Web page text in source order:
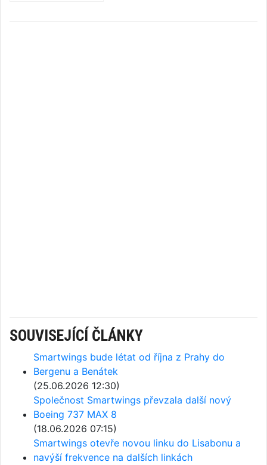
SOUVISEJÍCÍ ČLÁNKY
Smartwings bude létat od října z Prahy do
Bergenu a Benátek
(25.06.2026 12:30)
Společnost Smartwings převzala další nový
Boeing 737 MAX 8
(18.06.2026 07:15)
Smartwings otevře novou linku do Lisabonu a
navýší frekvence na dalších linkách